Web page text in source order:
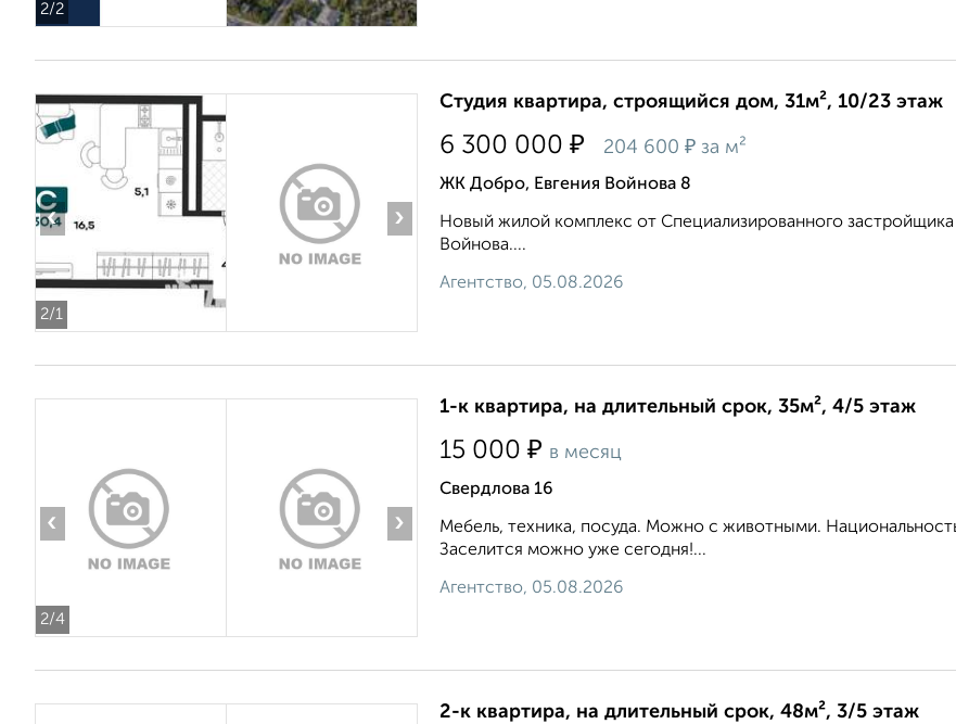
2/2
2/1
‹ ›
Студия квартира, строящийся дом, 31м², 10/23 этаж
6 300 000 ₽ 204 600 ₽ за м²
ЖК Добро, Евгения Войнова 8
Новый жилой комплекс от Специализированного
Войнова....
Агентство, 05.08.2026
2/4
‹ ›
1-к квартира, на длительный срок, 35м², 4/5 этаж
15 000 ₽ в месяц
Свердлова 16
Мебель, техника, посуда. Можно с животными.
Заселится можно уже сегодня!...
Агентство, 05.08.2026
2-к квартира, на длительный срок, 48м², 3/5 этаж